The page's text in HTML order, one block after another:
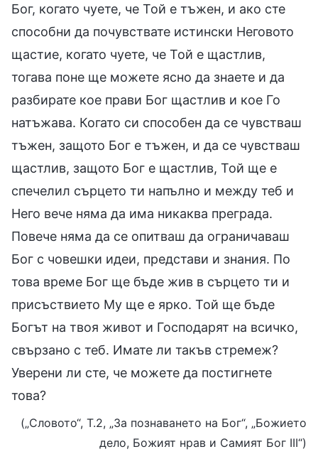
Бог, когато чуете, че Той е тъжен, и ако сте
способни да почувствате истински Неговото
щастие, когато чуете, че Той е щастлив,
тогава поне ще можете ясно да знаете и да
разбирате кое прави Бог щастлив и кое Го
натъжава. Когато си способен да се чувстваш
тъжен, защото Бог е тъжен, и да се чувстваш
щастлив, защото Бог е щастлив, Той ще е
спечелил сърцето ти напълно и между теб и
Него вече няма да има никаква преграда.
Повече няма да се опитваш да ограничаваш
Бог с човешки идеи, представи и знания. По
това време Бог ще бъде жив в сърцето ти и
присъствието Му ще е ярко. Той ще бъде
Богът на твоя живот и Господарят на всичко,
свързано с теб. Имате ли такъв стремеж?
Уверени ли сте, че можете да постигнете
това?
(„Словото“, Т.2, „За познаването на Бог“, „Божието
дело, Божият нрав и Самият Бог III“)